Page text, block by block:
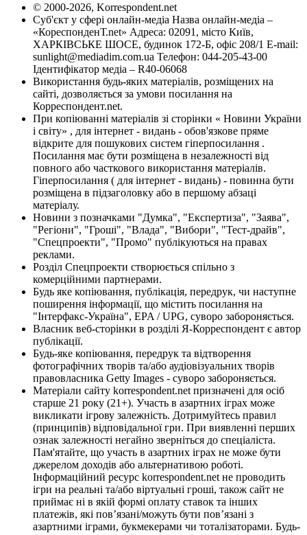
© 2000-2026, Korrespondent.net
Суб'єкт у сфері онлайн-медіа Назва онлайн-медіа –
«КореспонденТ.net» Адреса: 02091, місто Київ,
ХАРКІВСЬКЕ ШОСЕ, будинок 172-Б, офіс 208/1 E-mail:
sunlight@mediadim.com.ua Телефон: 044-205-43-00
Ідентифікатор медіа – R40-06068
Використання будь-яких матеріалів, розміщених на
сайті, дозволяється за умови посилання на
Корреспондент.net.
При копіюванні матеріалів зі сторінки « Новини України
і світу» , для інтернет - видань - обов'язкове пряме
відкрите для пошукових систем гіперпосилання .
Посилання має бути розміщена в незалежності від
повного або часткового використання матеріалів.
Гіперпосилання ( для інтернет - видань) - повинна бути
розміщена в підзаголовку або в першому абзаці
матеріалу.
Новини з позначками "Думка", "Експертиза", "Заява",
"Регіони", "Гроші", "Влада", "Вибори", "Тест-драйв",
"Спецпроекти", "Промо" публікуються на правах
реклами.
Розділ Спецпроекти створюється спільно з
комерційними партнерами.
Будь яке копіювання, публікація, передрук, чи наступне
поширення інформації, що містить посилання на
"Інтерфакс-Україна", EPA / UPG, суворо забороняється.
Власник веб-сторінки в розділі Я-Корреспондент є автор
публікації.
Будь-яке копіювання, передрук та відтворення
фотографічних творів та/або аудіовізуальних творів
правовласника Getty Images - суворо забороняється.
Матеріали сайту korrespondent.net призначені для осіб
старше 21 року (21+). Участь в азартних іграх може
викликати ігрову залежність. Дотримуйтесь правил
(принципів) відповідальної гри. При виявленні перших
ознак залежності негайно зверніться до спеціаліста.
Пам'ятайте, що участь в азартних іграх не може бути
джерелом доходів або альтернативою роботі.
Інформаційний ресурс korrespondent.net не проводить
ігри на реальні та/або віртуальні гроші, також сайт не
приймає ні в якій формі оплату ставок та інших
платежів, які пов’язані/можуть бути пов’язані з
азартними іграми, букмекерами чи тоталізаторами. Будь-